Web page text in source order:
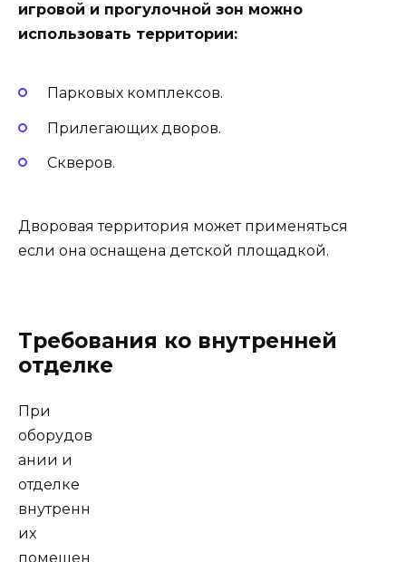
игровой и прогулочной зон можно
использовать территории:
Парковых комплексов.
Прилегающих дворов.
Скверов.
Дворовая территория может применяться
если она оснащена детской площадкой.
Требования ко внутренней
отделке
При
оборудов
ании и
отделке
внутренн
их
помещен